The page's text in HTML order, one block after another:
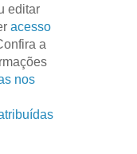
editar
acesso
a
nos